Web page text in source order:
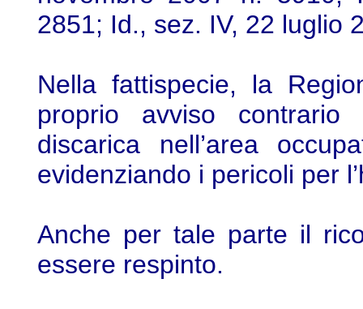
2851; Id., sez. IV, 22 luglio
Nella fattispecie, la
proprio avviso contrario
discarica nell’area
evidenziando i pericoli per
Anche per tale parte il
essere respinto.